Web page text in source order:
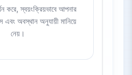
করে, স্বয়ংক্রিয়ভাবে আপনার
এবং অবস্থান অনুযায়ী মানিয়ে
নেয়।